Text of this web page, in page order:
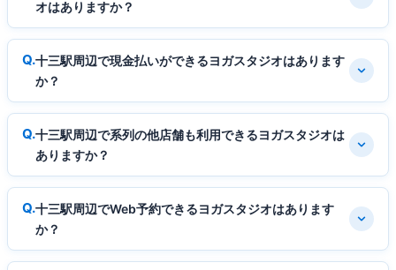
オはありますか？
十三駅周辺で現金払いができるヨガスタジオはあります
か？
十三駅周辺で系列の他店舗も利用できるヨガスタジオは
ありますか？
十三駅周辺でWeb予約できるヨガスタジオはあります
か？